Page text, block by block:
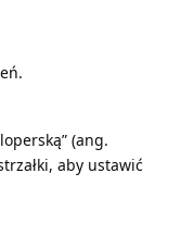
(ang.
aby ustawić